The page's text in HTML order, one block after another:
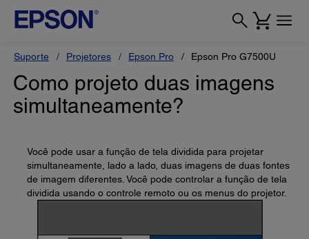
Suporte Projetores Epson Pro Epson Pro G7500U
Como projeto duas imagens
simultaneamente?
Você pode usar a função de tela dividida para projetar
simultaneamente, lado a lado, duas imagens de duas fontes
de imagem diferentes. Você pode controlar a função de tela
dividida usando o controle remoto ou os menus do projetor.